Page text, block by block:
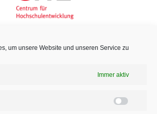
um unsere Website und unseren Service zu
Immer aktiv